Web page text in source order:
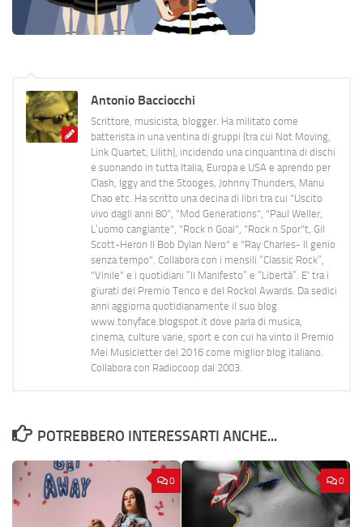
Antonio Bacciocchi
Scrittore, musicista, blogger. Ha militato come
batterista in una ventina di gruppi (tra cui Not Moving,
Link Quartet, Lilith), incidendo una cinquantina di dischi
e suonando in tutta Italia, Europa e USA e aprendo per
Clash, Iggy and the Stooges, Johnny Thunders, Manu
Chao etc. Ha scritto una decina di libri tra cui "Uscito
vivo dagli anni 80", "Mod Generations", "Paul Weller,
L’uomo cangiante", "Rock n Goal", "Rock n Spor"t, Gil
Scott-Heron Il Bob Dylan Nero" e "Ray Charles- Il genio
senza tempo". Collabora con i mensili “Classic Rock”,
"Vinile" e i quotidiani “Il Manifesto” e “Libertà”. E' tra i
giurati del Premio Tenco e del Rockol Awards. Da sedici
anni aggiorna quotidianamente il suo blog
www.tonyface.blogspot.it dove parla di musica,
cinema, culture varie, sport e con cui ha vinto il Premio
Mei Musicletter del 2016 come miglior blog italiano.
Collabora con Radiocoop dal 2003.
POTREBBERO INTERESSARTI ANCHE...
0 0